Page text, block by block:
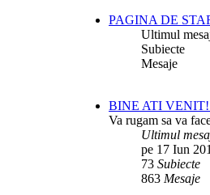
PAGINA DE
Ultimul
Subiecte
Mesaje
BINE ATI
Va rugam sa va
Ultimul
pe 17 Iun
73 Subiecte
863 Mesaje